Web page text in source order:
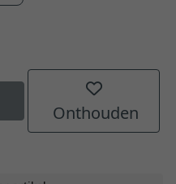
Onthouden